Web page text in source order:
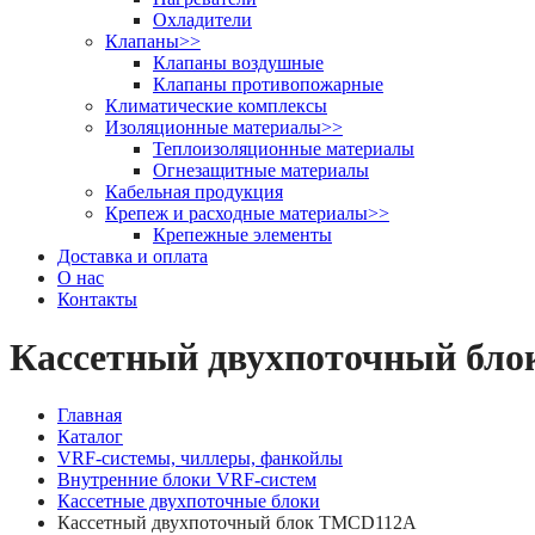
Охладители
Клапаны>>
Клапаны воздушные
Клапаны противопожарные
Климатические комплексы
Изоляционные материалы>>
Теплоизоляционные материалы
Огнезащитные материалы
Кабельная продукция
Крепеж и расходные материалы>>
Крепежные элементы
Доставка и оплата
О нас
Контакты
Кассетный двухпоточный
Главная
Каталог
VRF-системы, чиллеры, фанкойлы
Внутренние блоки VRF-систем
Кассетные двухпоточные блоки
Кассетный двухпоточный блок TMCD112А